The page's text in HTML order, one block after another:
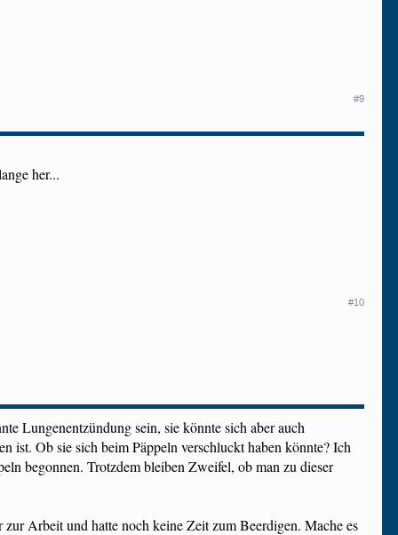
#9
her...
#10
Lungenentzündung sein, sie könnte sich aber auch
ist. Ob sie sich beim Päppeln verschluckt haben könnte? Ich
begonnen. Trotzdem bleiben Zweifel, ob man zu dieser
Arbeit und hatte noch keine Zeit zum Beerdigen. Mache es